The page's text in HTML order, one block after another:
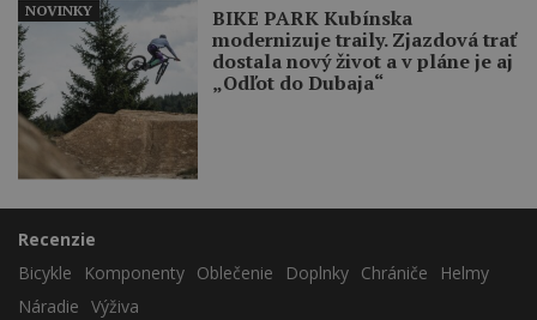
BIKE PARK Kubínska
modernizuje traily. Zjazdová trať
dostala nový život a v pláne je aj
„Odľot do Dubaja“
NOVINKY
Recenzie
Bicykle
Komponenty Oblečenie Doplnky Chrániče
Helmy
Náradie Výživa